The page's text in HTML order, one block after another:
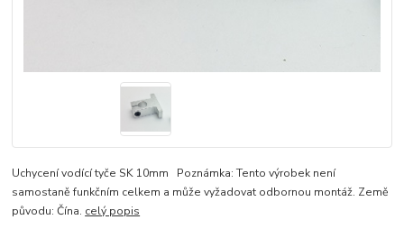
Uchycení vodící tyče SK 10mm Poznámka: Tento výrobek není
samostaně funkčním celkem a může vyžadovat odbornou montáž. Země
původu: Čína. celý popis